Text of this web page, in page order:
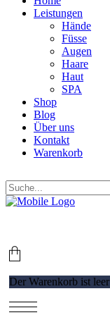
Leistungen
Hände
Füsse
Augen
Haare
Haut
SPA
Shop
Blog
Über uns
Kontakt
Warenkorb
Der Warenkorb ist leer